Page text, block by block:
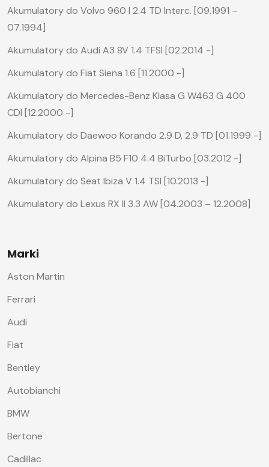
Akumulatory do Volvo 960 I 2.4 TD Interc. [09.1991 –
07.1994]
Akumulatory do Audi A3 8V 1.4 TFSI [02.2014 -]
Akumulatory do Fiat Siena 1.6 [11.2000 -]
Akumulatory do Mercedes-Benz Klasa G W463 G 400
CDI [12.2000 -]
Akumulatory do Daewoo Korando 2.9 D, 2.9 TD [01.1999 -]
Akumulatory do Alpina B5 F10 4.4 BiTurbo [03.2012 -]
Akumulatory do Seat Ibiza V 1.4 TSI [10.2013 -]
Akumulatory do Lexus RX II 3.3 AW [04.2003 – 12.2008]
Marki
Aston Martin
Ferrari
Audi
Fiat
Bentley
Autobianchi
BMW
Bertone
Cadillac